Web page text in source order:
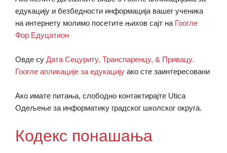
едукацију и безбедности информација вашег ученика
на интернету молимо посетите њихов сајт на Гоогле
Фор Едуцатион
Овде су Дата Сецуритy, Транспаренцy, & Привацy.
Гоогле апликације за едукацију ако сте заинтересовани
Ако имате питања, слободно контактирајте Utica
Одељење за информатику градског школског округа.
Кодекс понашања